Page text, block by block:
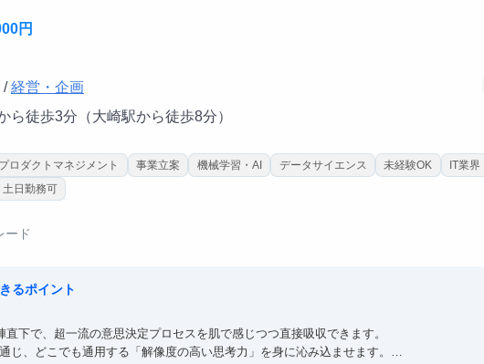
円
/経営・企画
ら徒歩3分（大崎駅から徒歩8分）
プロダクトマネジメント 事業立案 機械学習・AI データサイエンス 未経験OK
IT業界
土日勤務可
ード
るポイント
下で、超一流の意思決定プロセスを肌で感じつつ直接吸収できます。
じ、どこでも通用する「解像度の高い思考力」を身に沁み込ませます。